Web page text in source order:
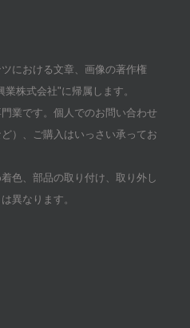
における文章、画像の著作権
株式会社"に帰属します。
業です。個人でのお問い合わせ
）、ご購入はいっさい承ってお
色、部品の取り付け、取り外し
異なります。